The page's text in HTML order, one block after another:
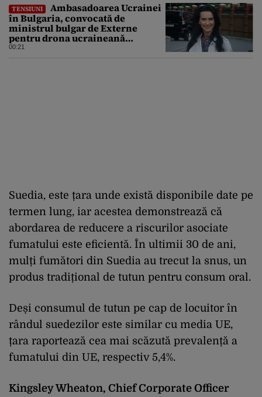
TENSIUNI
Ambasadoarea Ucrainei
în Bulgaria, convocată de
ministrul bulgar de Externe
pentru drona ucraineană
prăbușită în apropierea
00:21
Suedia, este țara unde există disponibile date pe
termen lung, iar acestea demonstrează că
abordarea de reducere a riscurilor asociate
fumatului este eficientă. În ultimii 30 de ani,
mulți fumători din Suedia au trecut la snus, un
produs tradițional de tutun pentru consum oral.
Deși consumul de tutun pe cap de locuitor în
rândul suedezilor este similar cu media UE,
țara raportează cea mai scăzută prevalență a
fumatului din UE, respectiv 5,4%.
Kingsley Wheaton, Chief Corporate Officer